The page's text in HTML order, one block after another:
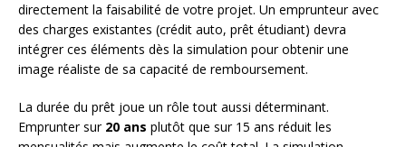
directement la faisabilité de votre projet. Un emprunteur avec
des charges existantes (crédit auto, prêt étudiant) devra
intégrer ces éléments dès la simulation pour obtenir une
image réaliste de sa capacité de remboursement.
La durée du prêt joue un rôle tout aussi déterminant.
Emprunter sur 20 ans plutôt que sur 15 ans réduit les